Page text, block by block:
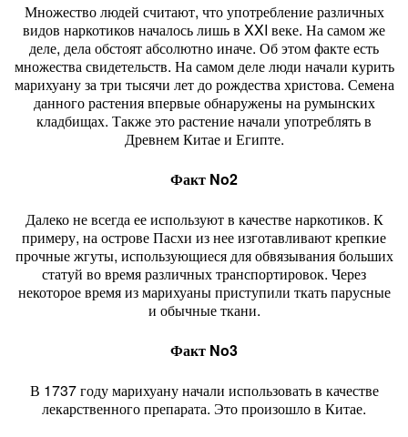
Множество людей считают, что употребление различных
видов наркотиков началось лишь в XXI веке. На самом же
деле, дела обстоят абсолютно иначе. Об этом факте есть
множества свидетельств. На самом деле люди начали курить
марихуану за три тысячи лет до рождества христова. Семена
данного растения впервые обнаружены на румынских
кладбищах. Также это растение начали употреблять в
Древнем Китае и Египте.
Факт No2
Далеко не всегда ее используют в качестве наркотиков. К
примеру, на острове Пасхи из нее изготавливают крепкие
прочные жгуты, использующиеся для обвязывания больших
статуй во время различных транспортировок. Через
некоторое время из марихуаны приступили ткать парусные
и обычные ткани.
Факт No3
В 1737 году марихуану начали использовать в качестве
лекарственного препарата. Это произошло в Китае.